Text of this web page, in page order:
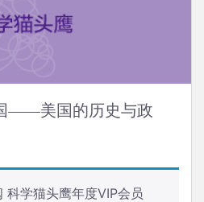
——美国的历史与政
科学猫头鹰年度VIP会员